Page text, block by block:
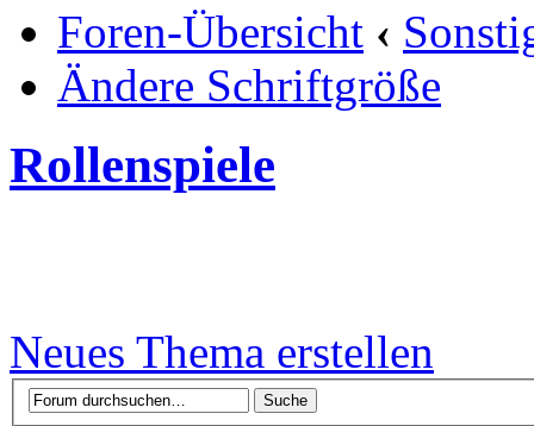
Foren-Übersicht ‹
Ändere Schriftgröße
Rollenspiele
Neues Thema erstellen